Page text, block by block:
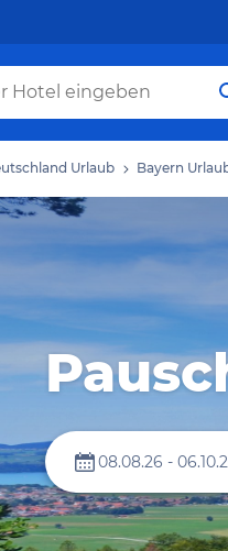
Urlaub Bayern